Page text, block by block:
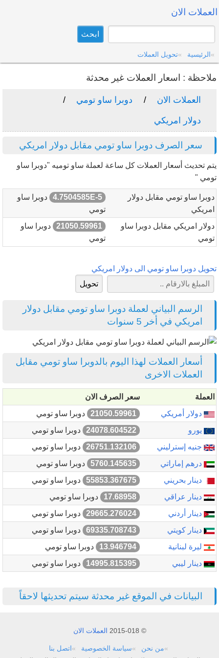
العملات الان
الرئيسية تحويل العملات
ملاحظة : اسعار العملات غير محدثة
العملات الان دوبرا ساو تومي
دولار امريكي
سعر الصرف دوبرا ساو تومي مقابل دولار امريكي
يتم تحديث أسعار العملات كل ساعة لعملة ساو توميه "دوبرا ساو
تومي "
دوبرا ساو تومي مقابل دولار
امريكي
4.7504585E-5
دوبرا ساو
تومي
دولار امريكي مقابل دوبرا ساو
تومي
21050.59961
دوبرا ساو
تومي
تحويل دوبرا ساو تومي الى دولار امريكي
الرسم البياني لعملة دوبرا ساو تومي مقابل دولار
امريكي في أخر 5 سنوات
أسعار العملات لهذا اليوم بالدوبرا ساو تومي مقابل
العملات الاخرى
العملة
سعر الصرف الان
دولار أمريكي
21050.59961
دوبرا ساو تومي
يورو
24078.604522
دوبرا ساو تومي
جنيه إسترليني
26751.132106
دوبرا ساو تومي
درهم إماراتي
5760.145635
دوبرا ساو تومي
دينار بحريني
55853.367675
دوبرا ساو تومي
دينار عراقي
17.68958
دوبرا ساو تومي
دينار أردني
29665.276024
دوبرا ساو تومي
دينار كويتي
69335.708743
دوبرا ساو تومي
ليرة لبنانية
13.946794
دوبرا ساو تومي
دينار ليبي
14995.815395 دوبرا ساو تومي
البيانات في الموقع غير محدثة سيتم تحديثها لاحقاً
© 2015-018 العملات الان
من نحن سياسة الخصوصية
اتصل بنا